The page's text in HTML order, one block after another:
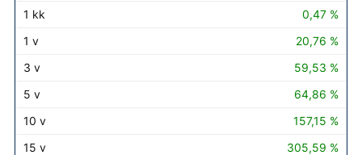
0,47 %
20,76 %
59,53 %
64,86 %
157,15 %
305,59 %